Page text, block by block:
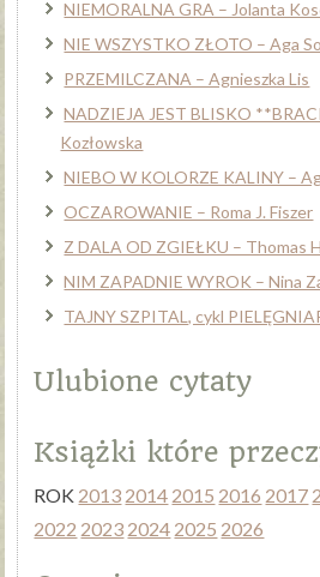
NIEMORALNA GRA – Jolanta
NIE WSZYSTKO ZŁOTO – Aga
PRZEMILCZANA – Agnieszka Lis
NADZIEJA JEST BLISKO
Kozłowska
NIEBO W KOLORZE KALINY –
OCZAROWANIE – Roma J. Fiszer
Z DALA OD ZGIEŁKU – Thomas
NIM ZAPADNIE WYROK – Nina
TAJNY SZPITAL, cykl
Ulubione cytaty
Książki które
ROK 2013 2014 2015 2016 2017
2022 2023 2024 2025 2026